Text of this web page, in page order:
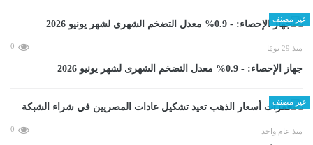
غير مصنف
منذ 29 يومًا 0
جهاز الإحصاء: - 0.9% معدل التضخم الشهرى لشهر يونيو 2026
غير مصنف
منذ عام واحد 0